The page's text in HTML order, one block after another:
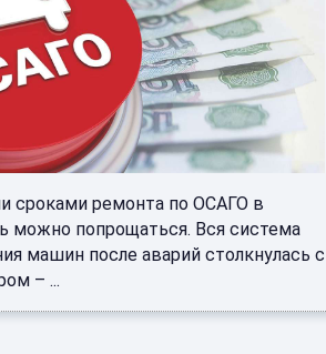
сроками ремонта по ОСАГО в
можно попрощаться. Вся система
машин после аварий столкнулась с
– ...
бьет по рыбе: бизнес
маршруты на ходу